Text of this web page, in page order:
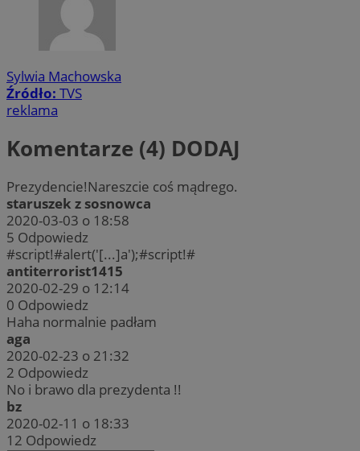
Sylwia Machowska
Źródło: TVS
reklama
Komentarze (4) DODAJ
Prezydencie!Nareszcie coś mądrego.
staruszek z sosnowca
2020-03-03 o 18:58
5 Odpowiedz
#script!#alert('[...]a');#script!#
antiterrorist1415
2020-02-29 o 12:14
0 Odpowiedz
Haha normalnie padłam
aga
2020-02-23 o 21:32
2 Odpowiedz
No i brawo dla prezydenta !!
bz
2020-02-11 o 18:33
12 Odpowiedz